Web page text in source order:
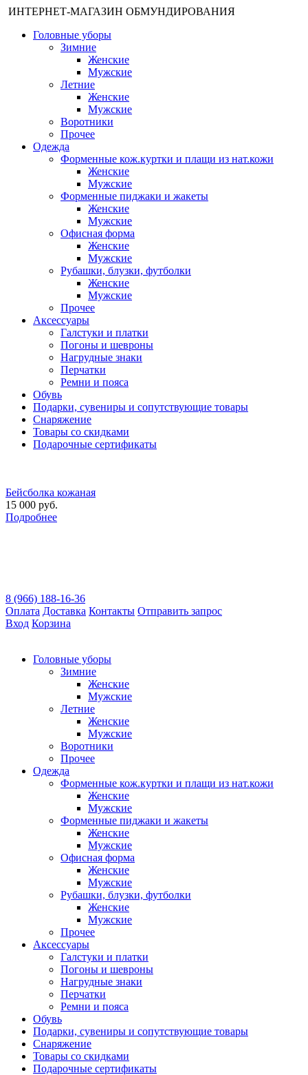
ИНТЕРНЕТ-МАГАЗИН ОБМУНДИРОВАНИЯ
Головные уборы
Зимние
Женские
Мужские
Летние
Женские
Мужские
Воротники
Прочее
Одежда
Форменные кож.куртки и плащи из нат.кожи
Женские
Мужские
Форменные пиджаки и жакеты
Женские
Мужские
Офисная форма
Женские
Мужские
Рубашки, блузки, футболки
Женские
Мужские
Прочее
Аксессуары
Галстуки и платки
Погоны и шевроны
Нагрудные знаки
Перчатки
Ремни и пояса
Обувь
Подарки, сувениры и сопутствующие товары
Снаряжение
Товары со скидками
Подарочные сертификаты
Бейсболка кожаная
15 000 руб.
Подробнее
8 (966) 188-16-36
Оплата Доставка Контакты Отправить запрос
Вход Корзина
Головные уборы
Зимние
Женские
Мужские
Летние
Женские
Мужские
Воротники
Прочее
Одежда
Форменные кож.куртки и плащи из нат.кожи
Женские
Мужские
Форменные пиджаки и жакеты
Женские
Мужские
Офисная форма
Женские
Мужские
Рубашки, блузки, футболки
Женские
Мужские
Прочее
Аксессуары
Галстуки и платки
Погоны и шевроны
Нагрудные знаки
Перчатки
Ремни и пояса
Обувь
Подарки, сувениры и сопутствующие товары
Снаряжение
Товары со скидками
Подарочные сертификаты